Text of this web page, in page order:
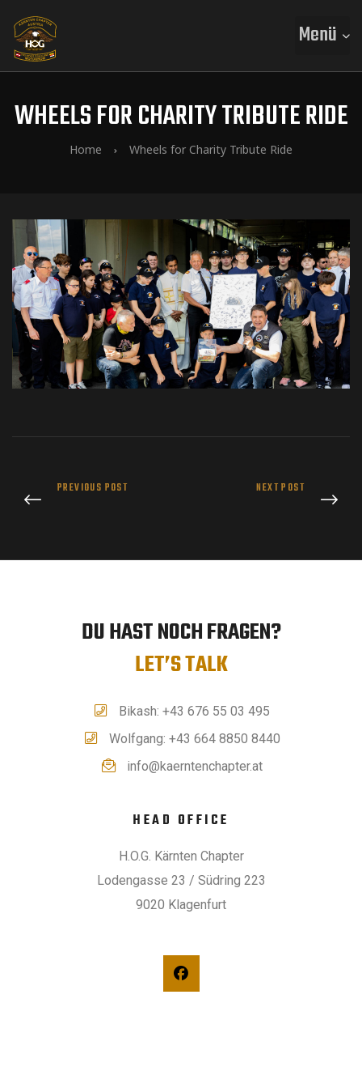
Menü
WHEELS FOR CHARITY TRIBUTE RIDE
Home Wheels for Charity Tribute Ride
PREVIOUS POST NEXT POST
DU HAST NOCH FRAGEN?
LET’S TALK
Bikash: +43 676 55 03 495
Wolfgang: +43 664 8850 8440
info@kaerntenchapter.at
HEAD OFFICE
H.O.G. Kärnten Chapter
Lodengasse 23 / Südring 223
9020 Klagenfurt